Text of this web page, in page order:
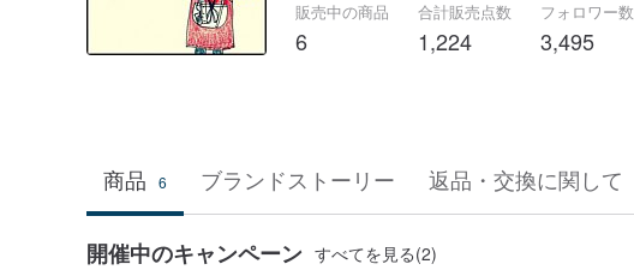
販売中の商品
6
合計販売点数
1,224
フォロワー数
3,495
商品 6 ブランドストーリー 返品・交換に関して
開催中のキャンペーン すべてを見る(2)